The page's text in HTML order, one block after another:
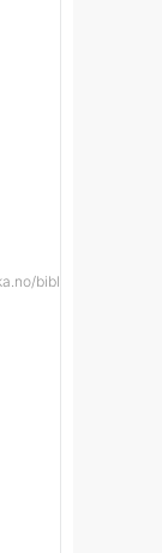
biblioteka/